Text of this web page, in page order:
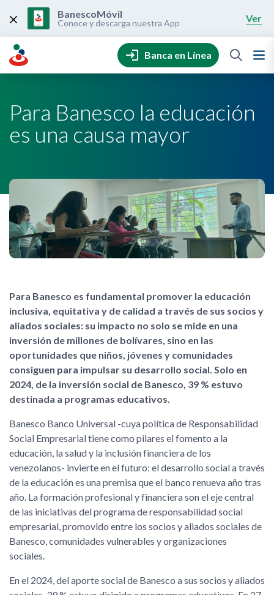
content
BanescoMóvil
Conoce y descarga nuestra App Ver
Banca en Línea
Para Banesco la educación
es una causa mayor
Para Banesco es fundamental promover la educación
inclusiva, equitativa y de calidad a través de sus socios y
aliados sociales: su impacto no solo se mide en una
inversión de millones de bolívares, sino en las
oportunidades que niños, jóvenes y comunidades
consiguen para impulsar su desarrollo social. Solo en
2024, de la inversión social de Banesco, 39 % estuvo
destinada a programas educativos.
Banesco Banco Universal -cuya política de Responsabilidad
Social Empresarial tiene como pilares el fomento a la
educación, la salud y la inclusión financiera de los
venezolanos- invierte en el futuro: el desarrollo social a través
de la educación es una premisa que el banco renueva año tras
año. La formación profesional y financiera son el eje central
de las iniciativas del programa de responsabilidad social
empresarial, promovido entre los socios y aliados sociales de
Banesco, comunidades vulnerables y organizaciones
sociales.
En el 2024, del aporte social de Banesco a sus socios y aliados